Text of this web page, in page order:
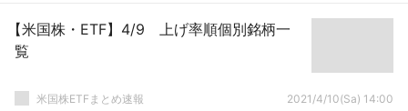
【米国株・ETF】4/9 上げ率順個別銘柄一
覧
米国株ETFまとめ速報 2021/4/10(Sa) 14:00